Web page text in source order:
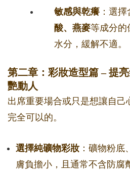
敏感與乾癢 ：選
酸、燕麥等成分的
水分，緩解不適。
第二章：彩妝造型篇 – 提
艷動人
出席重要場合或只是想讓自己
完全可以的。
選擇純礦物彩妝 ：礦物粉
膚負擔小，且通常不含防腐